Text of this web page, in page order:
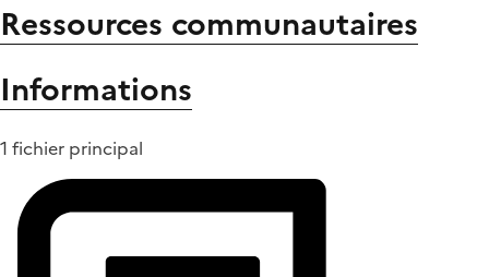
Ressources communautaires
Informations
1 fichier principal